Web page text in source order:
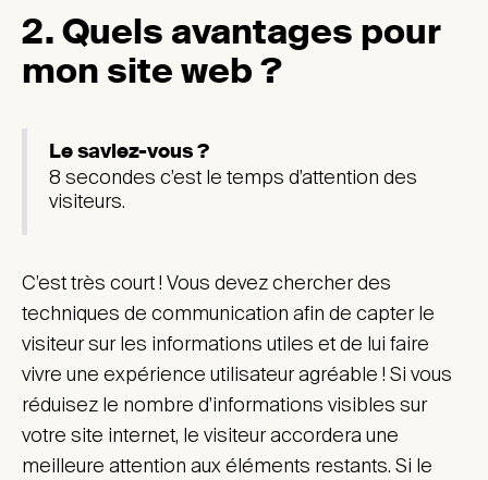
2. Quels avantages pour
mon site web ?
Le saviez-vous ?
8 secondes c’est le temps d’attention des
visiteurs.
C’est très court ! Vous devez chercher des
techniques de communication afin de capter le
visiteur sur les informations utiles et de lui faire
vivre une expérience utilisateur agréable ! Si vous
réduisez le nombre d’informations visibles sur
votre site internet, le visiteur accordera une
meilleure attention aux éléments restants. Si le